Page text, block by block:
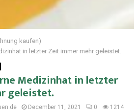
kaufen)
in letzter Zeit immer mehr geleistet.
Medizinhat in letzter
geleistet.
December 11, 2021 0 1214